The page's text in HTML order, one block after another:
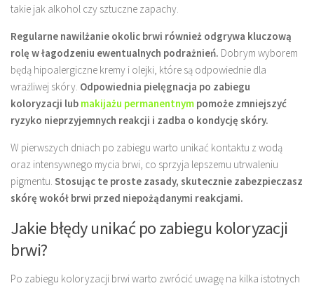
takie jak alkohol czy sztuczne zapachy.
Regularne nawilżanie okolic brwi również odgrywa kluczową
rolę w łagodzeniu ewentualnych podrażnień. Dobrym wyborem
będą hipoalergiczne kremy i olejki, które są odpowiednie dla
wrażliwej skóry. Odpowiednia pielęgnacja po zabiegu
koloryzacji lub makijażu permanentnym pomoże zmniejszyć
ryzyko nieprzyjemnych reakcji i zadba o kondycję skóry.
W pierwszych dniach po zabiegu warto unikać kontaktu z wodą
oraz intensywnego mycia brwi, co sprzyja lepszemu utrwaleniu
pigmentu. Stosując te proste zasady, skutecznie zabezpieczasz
skórę wokół brwi przed niepożądanymi reakcjami.
Jakie błędy unikać po zabiegu koloryzacji
brwi?
Po zabiegu koloryzacji brwi warto zwrócić uwagę na kilka istotnych